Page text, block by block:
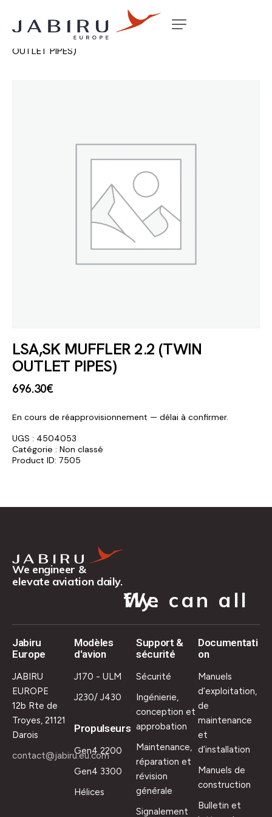
Accueil Non classé
OUTLET PIPES)
LSA,SK MUFFLER 2.2 (TWIN
OUTLET PIPES)
696.30€
En cours de réapprovisionnement — délai à confirmer.
UGS : 4504053
Catégorie : Non classé
Product ID: 7505
We engineer &
elevate aviation daily.
We can all fly.
Jabiru
Europe
JABIRU
EUROPE
12b Rte de
Troyes, 21121
Darois
contact@jabiru.eu.com
Modèles
d'avion
J170 - ULM
J230/ J430
Propulseurs
Gen4 2200
Gen4 3300
Hélices
Support &
sécurité
Sécurité
Ingénierie,
conception et
approbation
Maintenance,
réparation et
révision
générale
Signalement
Documentati
on
Manuels
d’exploitation,
de
maintenance
et
d’installation
Manuels de
construction
Bulletin et